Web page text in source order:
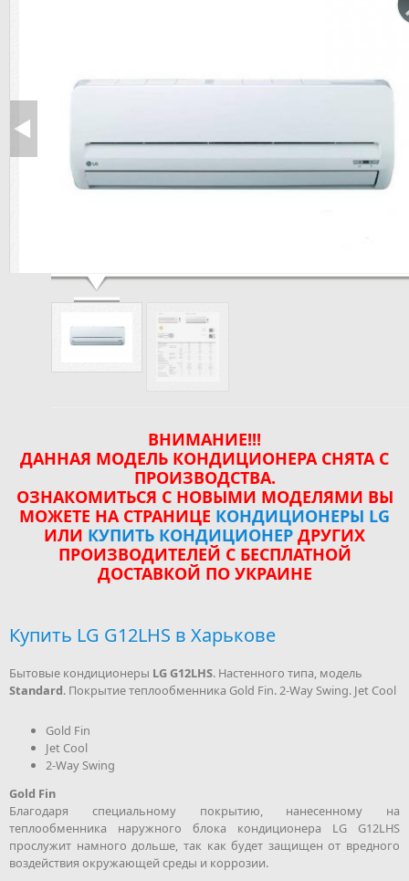
Купить LG G12LHS в Харькове
ВНИМАНИЕ!!!
ДАННАЯ МОДЕЛЬ КОНДИЦИОНЕРА СНЯТА С
ПРОИЗВОДСТВА.
ОЗНАКОМИТЬСЯ С НОВЫМИ МОДЕЛЯМИ ВЫ
МОЖЕТЕ НА СТРАНИЦЕ КОНДИЦИОНЕРЫ LG
ИЛИ КУПИТЬ КОНДИЦИОНЕР ДРУГИХ
ПРОИЗВОДИТЕЛЕЙ С БЕСПЛАТНОЙ
ДОСТАВКОЙ ПО УКРАИНЕ
Купить LG G12LHS в Харькове
Бытовые кондиционеры LG G12LHS. Настенного типа, модель
Standard. Покрытие теплообменника Gold Fin. 2-Way Swing. Jet Cool
Gold Fin
Jet Cool
2-Way Swing
Gold Fin
Благодаря специальному покрытию, нанесенному на
теплообменника наружного блока кондиционера LG G12LHS
прослужит намного дольше, так как будет защищен от вредного
воздействия окружающей среды и коррозии.